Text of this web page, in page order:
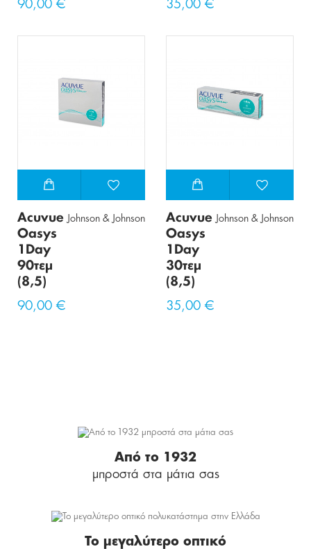
90,00 € 35,00 €
Acuvue
Oasys
1Day
90τεμ
(8,5)
Johnson & Johnson
90,00 €
Acuvue
Oasys
1Day
30τεμ
(8,5)
Johnson & Johnson
35,00 €
Από το 1932
μπροστά στα μάτια σας
Το μεγαλύτερο οπτικό